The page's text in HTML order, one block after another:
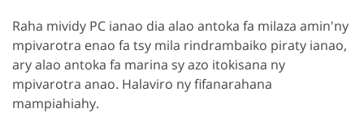
Raha mividy PC ianao dia alao antoka fa milaza amin'ny
mpivarotra enao fa tsy mila rindrambaiko piraty ianao,
ary alao antoka fa marina sy azo itokisana ny
mpivarotra anao. Halaviro ny fifanarahana
mampiahiahy.